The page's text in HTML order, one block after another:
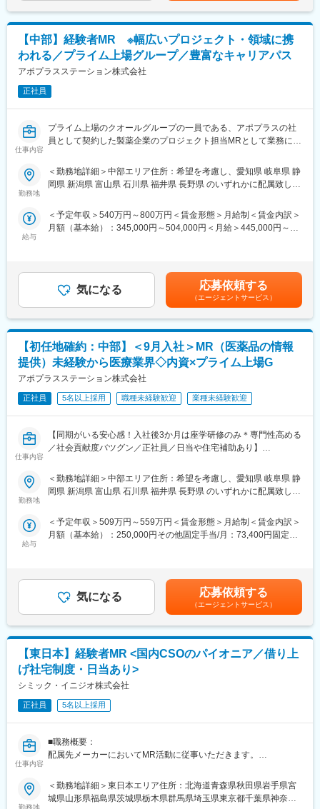
加しています。またスペシャリティ領域については社員の関心も
高く、これに応えるべく専門性の高い人財を育成するための社内
認定資格制度を設けています。現在はオンコロジー分野で「血液
がん」と「固形がん」の2つのコースが展開されています。
医薬品は「どの成分に、どのような効果があって、誰に使うと良
いのか」などの情報が付加されて、初めて効果的に使うことがで
きます。医師への適切な医薬品情報の提供を通じて、患者さんの
治療、地域医療課題に貢献することができます。
■安心の研修体制：
・入社から3か月間：座学研修（導入教育）のみ
└医薬品や医療業界、営業方法についての知識を身につけます。
・導入教育終了後は、Web講義、e-Learning、集合研修を組み合
わせて行う、MR認定試験に100％を担保する対策講座がありま
・現場配属後も月1回以上の面談を設けており、成果を出すための
フォロー体制を整えております。
営業職が目指せます。
にくく、安定した売上を誇っています。
・当社は、東証プライム上場以来、10期連続で増収中のクオール
グループに属しており、主力事業を担っています。
＜社会貢献度の高さ＞
自身の売上・営業活動が患者さんのQOLの向上や病気から救うこ
とに繋がるため、やりがいをもって営業できます。
＜頑張りは適切に評価＞
成果に応じた評価制度が整っており、頑張り次第で大幅な年収UP
も目指せます。
■福利厚生（転勤を伴う場合）：
＜社宅制度（法人契約）＞
・入居時の引越し費用：会社負担（会社指定業者）
定）賃金はあくまでも目安の金額であり、選考を通じて上下する
可能性があります。月給(月額)は固定手当を含めた表記です。
【中部】経験者MR ※幅広いプロジェクト・領域に携
われる／プライム上場グループ／豊富なキャリアパス
アポプラスステーション株式会社
正社員
仕事内容
プライム上場のクオールグループの一員である、アポプラスの社
員として契約した製薬企業のプロジェクト担当MRとして業務に従
メーカーなどプロジェクトは多岐に渡りますので、今までの経験
を活かせる環境が整っています。
■営業スタイル：担当エリアの医療機関（開業医、病院）を訪問し
用情報を収集を行っていただきます。
・新薬のプロモーション
※プロジェクトマネージャー、スーパーバイザー(SV)より、日々の
活動についてフォローを受けられる環境です。全国にSVを配置
し、素早くフォローができる体制をとっています。
■キャリアパス：コントラクトMRとしての働き方以外にも、スキ
ルアップを図りプロジェクトマネージャー等のマネジメント業
務、あるいは本社スタッフとしてMR経験を活かした業務に就くな
どのキャリアパスもございます。
(1)充実した教育体制：
・製品研修（約2週間～2ヶ月、プロジェクトによる）：入社オリ
・継続教育：APS COLLEGEという当社オリジナルの教育システ
ムがございます。まず、G（ジェネラル）MRとして基礎を身に着
て「医療経営士」の取得を目指していただくことも可能です。
(2)プロジェクトマネジメント体制：プロジェクトマネージャー、
として結果を出せるように万全のサポート体制を整えています。
(3)豊富なプロジェクト数、50社を超える多数の取引メーカー：同
年代のMRの方が活躍されています。
■中途入社社員の年収例
・入社3年目（MR経験者）28歳：642万（月給＋日当＋住宅手
当）
・入社5年目（MR経験者）33歳：712万（月給＋日当＋住宅手
当）
変更の範囲：会社の定める業務
勤務地
＜勤務地詳細＞中部エリア住所：希望を考慮し、愛知県 岐阜県 静
岡県 新潟県 富山県 石川県 福井県 長野県 のいずれかに配属致しま
所（リモートワーク含む）
給与
＜予定年収＞540万円～800万円＜賃金形態＞月給制＜賃金内訳＞
月額（基本給）：345,000円～504,000円＜月給＞445,000円～
す。※その他の手当は「待遇・福利厚生」欄をご参照ください。昇
給：年1回★頑張りに応じて年収UP★赴任先の評価次第で大幅に
年収をUPできます。（年2回業績給改定）賃金はあくまでも目安
の金額であり、選考を通じて上下する可能性があります。月給(月
額)は固定手当を含めた表記です。
気になる 応募依頼する
（エージェントサービス）
【初任地確約：中部】＜9月入社＞MR（医薬品の情報
提供）未経験から医療業界◇内資×プライム上場G
アポプラスステーション株式会社
正社員 5名以上採用 職種未経験歓迎 業種未経験歓迎
仕事内容
【同期がいる安心感！入社後3か月は座学研修のみ＊専門性高める
／社会貢献度バツグン／正社員／日当や住宅補助あり】
★本ポジションは、未経験から医療業界で活躍できます！
・医療を通じて社会に貢献したい
・仕事を通じて学びを深め自己の成長を実感したい
・内資系の安定企業で働きたい
という方にはおススメです！
MR（医薬情報担当者）として、ドクターや医薬品卸へ訪問、医薬
品に関する情報提供を行います。
＜MRとは＞
医薬品販売に際し、医師への医薬品の効果、効能、副作用を情報
提供がミッションです。
医薬品は「どの成分に、どのような効果があって、誰に使うと良
いのか」などの情報が付加されて、初めて効果的に使うことがで
きます。医師への適切な医薬品情報の提供を通じて、患者さんの
治療、地域医療課題に貢献することができます。
・入社から3か月間：座学研修（導入教育）のみ
└医薬品や医療業界、営業方法についての知識を身につけます。
わせて行う、MR認定試験に100％を担保する対策講座がありま
す。
勤務地
＜勤務地詳細＞中部エリア住所：希望を考慮し、愛知県 岐阜県 静
岡県 新潟県 富山県 石川県 福井県 長野県 のいずれかに配属致しま
給与
＜予定年収＞509万円～559万円＜賃金形態＞月給制＜賃金内訳＞
月額（基本給）：250,000円その他固定手当/月：73,400円固定残
どを考慮し、規定により決定します。※年収の他に別途日当（月額
3～4万円）・諸手当有昇給：年1回★頑張りに応じて年収UP★赴
任先の評価次第で大幅に年収をUPできます。（年2回業績給改
定）賃金はあくまでも目安の金額であり、選考を通じて上下する
可能性があります。月給(月額)は固定手当を含めた表記です。
気になる 応募依頼する
（エージェントサービス）
【東日本】経験者MR <国内CSOのパイオニア／借り上
げ社宅制度・日当あり>
シミック・イニジオ株式会社
正社員 5名以上採用
仕事内容
■職務概要：
配属先メーカーにおいてMR活動に従事いただきます。
■新薬プロジェクト95％超／常時60以上のプロジェクトが稼働
プロジェクトの数やバリエーションはキャリア形成に直結するた
勤務地
＜勤務地詳細＞東日本エリア住所：北海道青森県秋田県岩手県宮
城県山形県福島県茨城県栃木県群馬県埼玉県東京都千葉県神奈川